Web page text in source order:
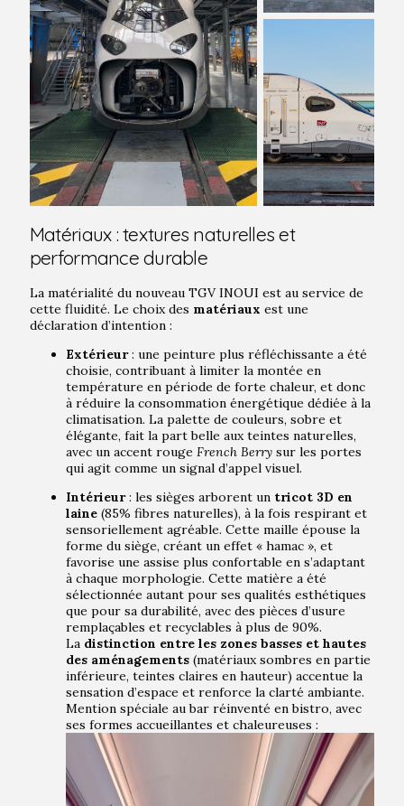
Matériaux : textures naturelles et
performance durable
La matérialité du nouveau TGV INOUI est au service de
cette fluidité. Le choix des matériaux est une
déclaration d’intention :
Extérieur: une peinture plus réfléchissante a été
choisie, contribuant à limiter la montée en
température en période de forte chaleur, et donc
à réduire la consommation énergétique dédiée à la
climatisation. La palette de couleurs, sobre et
élégante, fait la part belle aux teintes naturelles,
avec un accent rouge French Berrysur les portes
qui agit comme un signal d’appel visuel.
Intérieur: les sièges arborent un tricot 3D en
laine(85% fibres naturelles), à la fois respirant et
sensoriellement agréable. Cette maille épouse la
forme du siège, créant un effet « hamac », et
favorise une assise plus confortable en s’adaptant
à chaque morphologie. Cette matière a été
sélectionnée autant pour ses qualités esthétiques
que pour sa durabilité, avec des pièces d’usure
remplaçables et recyclables à plus de 90%.
La distinction entre les zones basses et hautes
des aménagements(matériaux sombres en partie
inférieure, teintes claires en hauteur) accentue la
sensation d’espace et renforce la clarté ambiante.
Mention spéciale au bar réinventé en bistro, avec
ses formes accueillantes et chaleureuses :